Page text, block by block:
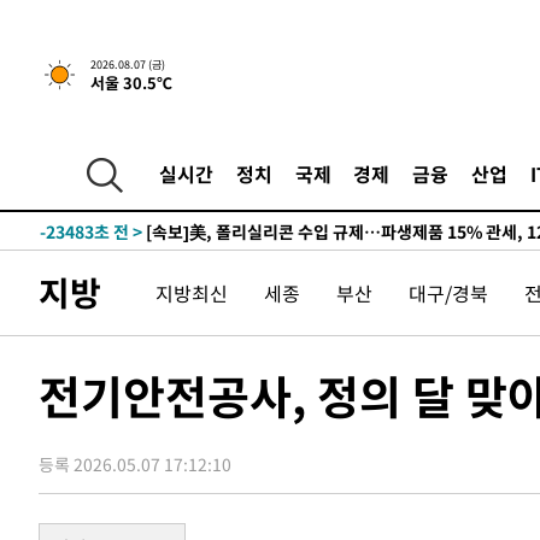
2026.08.07 (금)
서울 30.5℃
실시간 정치 국제 경제 금융 산업
-19334초 전 >[속보] 뉴욕증시, 일제 하락 마감…나스닥 0.06%↓
-30506초 전 >시리아 다마스쿠스 교외에서 미니버스 폭발.. 14명 부상,
-24768초 전 >
이란, 호르무즈서 "적국 목표물들"과 대치로 남부 케슘
례 큰 폭발음
-23483초 전 >
발효
-21634초 전 > [속보]트럼프, 美 원정출산 금지 행정명령 서명
-30506초 전 >
시리아 다마스쿠스 교외에서 미니버스 폭발.. 14명 부상,
-29804초 전 >입추에도 극한더위…서울 낮 39도 '폭염중대경보'
례 큰 폭발음
-23483초 전 >[속보]美, 폴리실리콘 수입 규제…파생제품 15% 관세,
-19334초 전 >[속보] 뉴욕증시, 일제 하락 마감…나스닥 0.06%↓
지방 지방최신 세종 부산 대구/경북
전기안전공사, 정의 달 맞
등록 2026.05.07 17:12:10